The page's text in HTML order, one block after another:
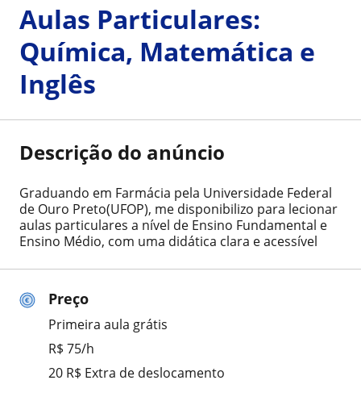
Preço
Primeira aula grátis
R$ 75/h
20 R$ Extra de deslocamento
Aulas Particulares:
Química, Matemática e
Inglês
Descrição do anúncio
Graduando em Farmácia pela Universidade Federal
de Ouro Preto(UFOP), me disponibilizo para lecionar
aulas particulares a nível de Ensino Fundamental e
Ensino Médio, com uma didática clara e acessível